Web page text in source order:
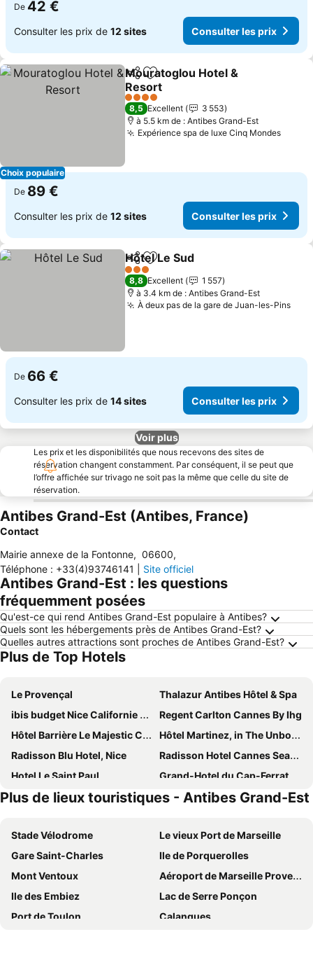
De 42 €
Consulter les prix de 12 sites Consulter les prix
Choix populaire
PartagerAjouter à mes favoris
Mouratoglou Hotel &
Resort
Consulter les prix
4 Étoiles
8,5 Excellent
3 553
à 5.5 km de : Antibes Grand-Est
Expérience spa de luxe Cinq Mondes
De 89 €
Consulter les prix de 12 sites Consulter les prix
PartagerAjouter à mes favoris
Hôtel Le Sud
3 Étoiles
8,8 Excellent
1 557
à 3.4 km de : Antibes Grand-Est
À deux pas de la gare de Juan-les-Pins
De 66 €
Consulter les prix de 14 sites Consulter les prix
Voir plus
Les prix et les disponibilités que nous recevons des sites de
réservation changent constamment. Par conséquent, il se peut que
l’offre affichée sur trivago ne soit pas la même que celle du site de
réservation.
Antibes Grand-Est (Antibes, France)
Contact
Mairie annexe de la Fontonne, 06600,
Téléphone : +33(4)93746141 Site officiel
Antibes Grand-Est : les questions
fréquemment posées
Qu'est-ce qui rend Antibes Grand-Est populaire à Antibes?
Quels sont les hébergements près de Antibes Grand-Est?
Quelles autres attractions sont proches de Antibes Grand-Est?
Plus de Top Hotels
Le Provençal
Thalazur Antibes Hôtel & Spa
ibis budget Nice Californie Lenval
Regent Carlton Cannes By Ihg
Hôtel Barrière Le Majestic Cannes
Hôtel Martinez, in The Unbound Collection by Hyatt
Radisson Blu Hotel, Nice
Radisson Hotel Cannes Seaside
Hotel Le Saint Paul
Grand-Hotel du Cap-Ferrat, A Four Seasons
Hotel Villa Rivoli
Hotel Paganini
Hotel Chateau De La Tour
Boutique Hotel & Spa la Villa Cap Ferrat
Holiday Inn Nice-Port St Laurent by IHG
Royal Antibes - Luxury Hotel, Résidence, Beach & Spa
Hôtel 3* Le Royal - Vacances Bleues
Neho Suites Cannes Croisette
Mouratoglou Hotel & Resort
Hotel Novotel Nice Arénas Aéroport
Chanteclair
Golden Tulip Sophia Antipolis Hôtel & Spa
Plus de lieux touristiques - Antibes Grand-Est
Stade Vélodrome
Le vieux Port de Marseille
Gare Saint-Charles
Ile de Porquerolles
Mont Ventoux
Aéroport de Marseille Provence
Ile des Embiez
Lac de Serre Ponçon
Port de Toulon
Calanques